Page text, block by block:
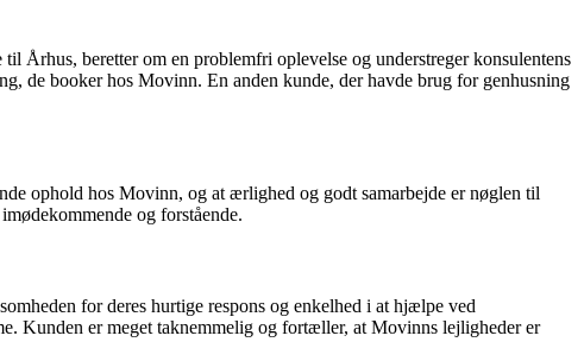
Århus, beretter om en problemfri oplevelse og understreger konsulentens
de booker hos Movinn. En anden kunde, der havde brug for genhusning
ophold hos Movinn, og at ærlighed og godt samarbejde er nøglen til
og forstående.
for deres hurtige respons og enkelhed i at hjælpe ved
Kunden er meget taknemmelig og fortæller, at Movinns lejligheder er